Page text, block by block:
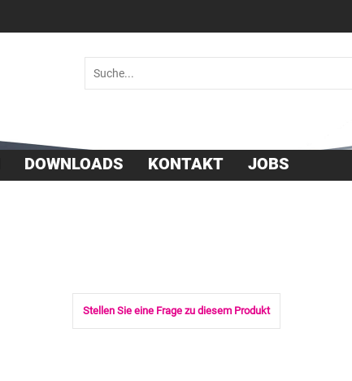
DOWNLOADS KONTAKT JOBS
Stellen Sie eine Frage zu diesem Produkt